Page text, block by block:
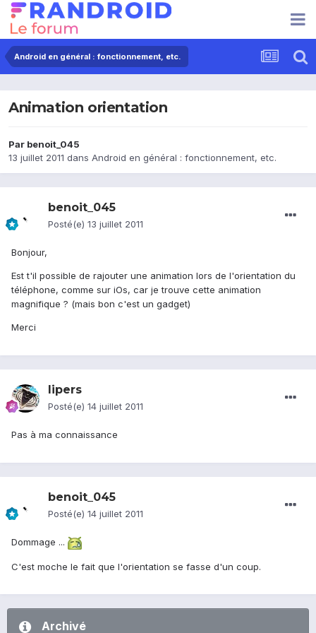
Android en général : fonctionnement, etc.
Animation orientation
Par benoit_045
13 juillet 2011 dans Android en général : fonctionnement, etc.
benoit_045
Posté(e) 13 juillet 2011
Bonjour,
Est t'il possible de rajouter une animation lors de l'orientation du
téléphone, comme sur iOs, car je trouve cette animation
magnifique ? (mais bon c'est un gadget)
Merci
lipers
Posté(e) 14 juillet 2011
Pas à ma connaissance
benoit_045
Posté(e) 14 juillet 2011
Dommage ...
C'est moche le fait que l'orientation se fasse d'un coup.
Archivé